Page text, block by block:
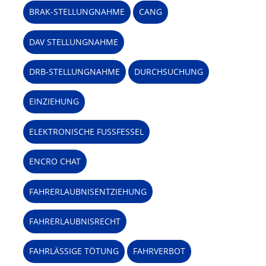
BRAK-STELLUNGNAHME CANG
DAV STELLUNGNAHME
DRB-STELLUNGNAHME DURCHSUCHUNG
EINZIEHUNG
ELEKTRONISCHE FUSSFESSEL
ENCRO CHAT
FAHRERLAUBNISENTZIEHUNG
FAHRERLAUBNISRECHT
FAHRLÄSSIGE TÖTUNG FAHRVERBOT